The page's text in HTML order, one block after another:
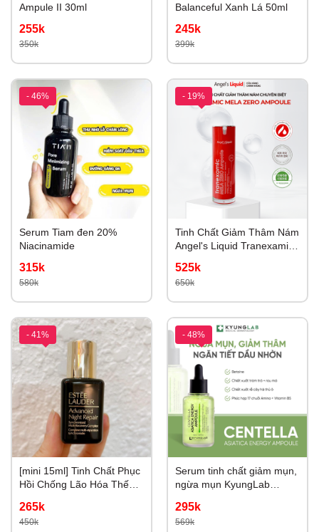
Ampule II 30ml
255k
350k
Balanceful Xanh Lá 50ml
245k
399k
- 46%
Serum Tiam đen 20%
Niacinamide
315k
580k
- 19%
Tinh Chất Giảm Thâm Nám
Angel's Liquid Tranexamic
525k
650k
- 41%
[mini 15ml] Tinh Chất Phục
Hồi Chống Lão Hóa Thế
Advanced Night Repair
Synchronized Multi-
265k
450k
- 48%
Serum tinh chất giảm mụn,
ngừa mụn KyungLab
Ampoule 50ml
295k
569k